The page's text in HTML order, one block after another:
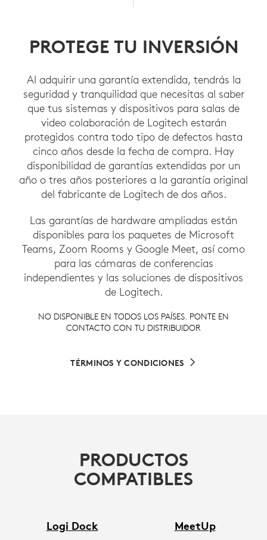
PROTEGE TU INVERSIÓN
Al adquirir una garantía extendida, tendrás la
seguridad y tranquilidad que necesitas al saber
que tus sistemas y dispositivos para salas de
video colaboración de Logitech estarán
protegidos contra todo tipo de defectos hasta
cinco años desde la fecha de compra. Hay
disponibilidad de garantías extendidas por un
año o tres años posteriores a la garantía original
del fabricante de Logitech de dos años.
Las garantías de hardware ampliadas están
disponibles para los paquetes de Microsoft
Teams, Zoom Rooms y Google Meet, así como
para las cámaras de conferencias
independientes y las soluciones de dispositivos
de Logitech.
NO DISPONIBLE EN TODOS LOS PAÍSES. PONTE EN
CONTACTO CON TU DISTRIBUIDOR
TÉRMINOS Y CONDICIONES
PRODUCTOS
COMPATIBLES
Logi Dock
MeetUp